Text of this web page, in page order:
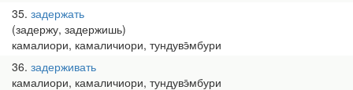
35 задержать
(задержу, задержишь)
камалиори, камаличиори, тундувэ̄мбури
36 задерживать
камалиори, камаличиори, тундувэ̄мбури